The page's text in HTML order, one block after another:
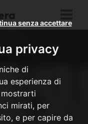
privacy
di
esperienza di
mirati, per
e per capire da
senza accettare